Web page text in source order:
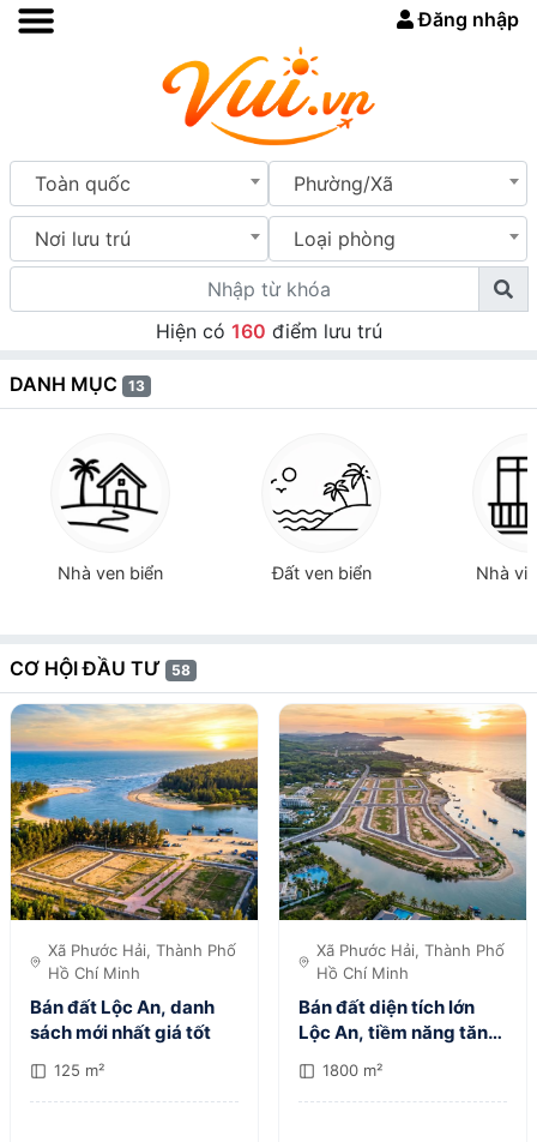
Đăng nhập
Toàn quốc Phường/Xã
Nơi lưu trú Loại phòng
Hiện có 160 điểm lưu trú
DANH MỤC 13
Nhà ven biển Đất ven biển Nhà
CƠ HỘI ĐẦU TƯ 58
Xã Phước Hải, Thành Phố
Hồ Chí Minh
Bán đất Lộc An, danh
sách mới nhất giá tốt
125 m²
Xã Phước Hải, Thành Phố
Hồ Chí Minh
Bán đất diện tích lớn
Lộc An, tiềm năng tăng
1800 m²